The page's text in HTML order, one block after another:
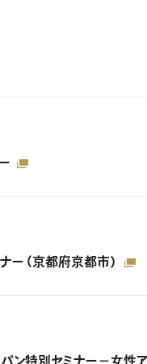
ー（京都府京都市）
ン特別セミナー－女性